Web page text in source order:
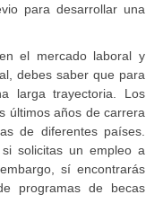
para desarrollar una
el mercado laboral y
debes saber que para
larga trayectoria. Los
últimos años de carrera
de diferentes países.
solicitas un empleo a
sí encontrarás
programas de becas